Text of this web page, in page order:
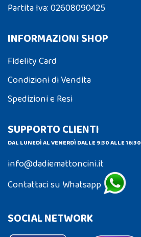
Partita Iva: 02608090425
INFORMAZIONI SHOP
Fidelity Card
Condizioni di Vendita
Spedizioni e Resi
SUPPORTO CLIENTI
DAL LUNEDÌ AL VENERDÌ DALLE 9:30 ALLE 16:30
info@dadiemattoncini.it
Contattaci su Whatsapp
SOCIAL NETWORK